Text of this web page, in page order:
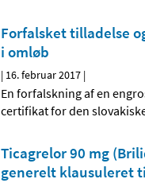
Forfalsket tilladelse
i omløb
| 16. februar 2017 |
En forfalskning af en
certifikat for den
Ticagrelor 90 mg
generelt klausuleret